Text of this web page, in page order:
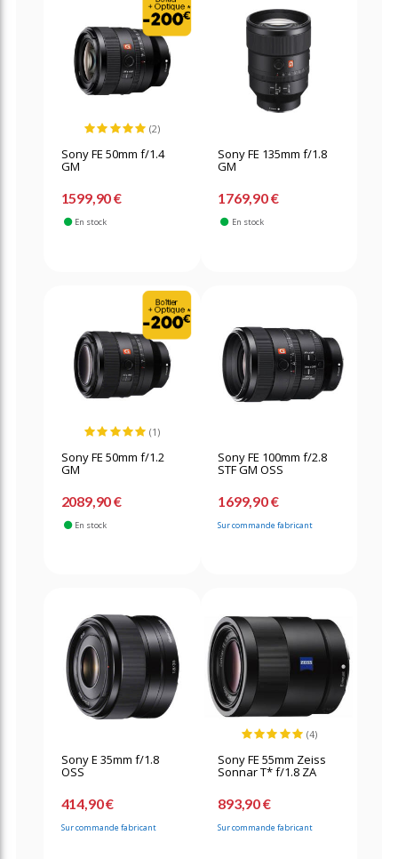
(2)
Sony FE 50mm f/1.4
GM
1599,90 €
En stock
Sony FE 135mm f/1.8
GM
1769,90 €
En stock
(1)
Sony FE 50mm f/1.2
GM
2089,90 €
En stock
Sony FE 100mm f/2.8
STF GM OSS
1699,90 €
Sur commande fabricant
Sony E 35mm f/1.8
OSS
414,90 €
Sur commande fabricant
(4)
Sony FE 55mm Zeiss
Sonnar T* f/1.8 ZA
893,90 €
Sur commande fabricant